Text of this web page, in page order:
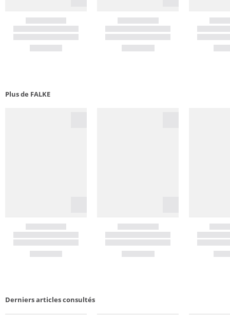
Plus de FALKE
Derniers articles consultés